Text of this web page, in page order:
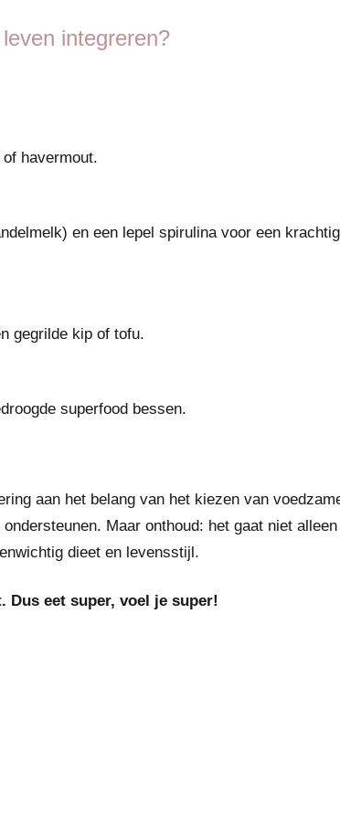
integreren?
havermout.
en een lepel spirulina voor een
gegrilde kip of tofu.
superfood bessen.
aan het belang van het kiezen van
Maar onthoud: het gaat niet
dieet en levensstijl.
Dus eet super, voel je super!